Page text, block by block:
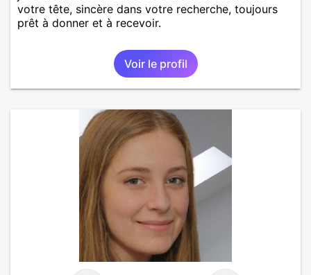
votre tête, sincère dans votre recherche, toujours
prêt à donner et à recevoir.
Voir le profil